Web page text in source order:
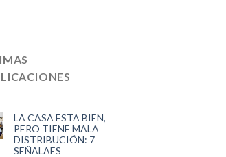
LA CASA ESTA BIEN,
PERO TIENE MALA
DISTRIBUCIÓN: 7
SEÑALAES